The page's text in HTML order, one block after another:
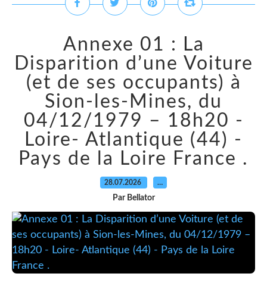
Annexe 01 : La
Disparition d’une Voiture
(et de ses occupants) à
Sion-les-Mines, du
04/12/1979 – 18h20 -
Loire- Atlantique (44) -
Pays de la Loire France .
28.07.2026 …
Par Bellator